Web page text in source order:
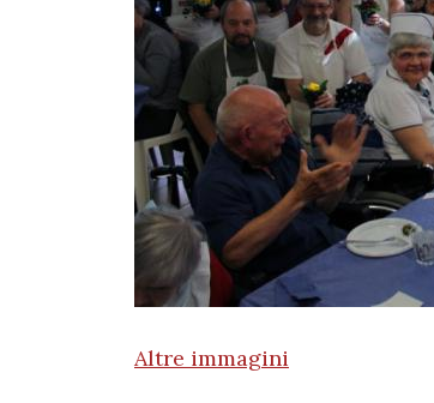
Altre immagini